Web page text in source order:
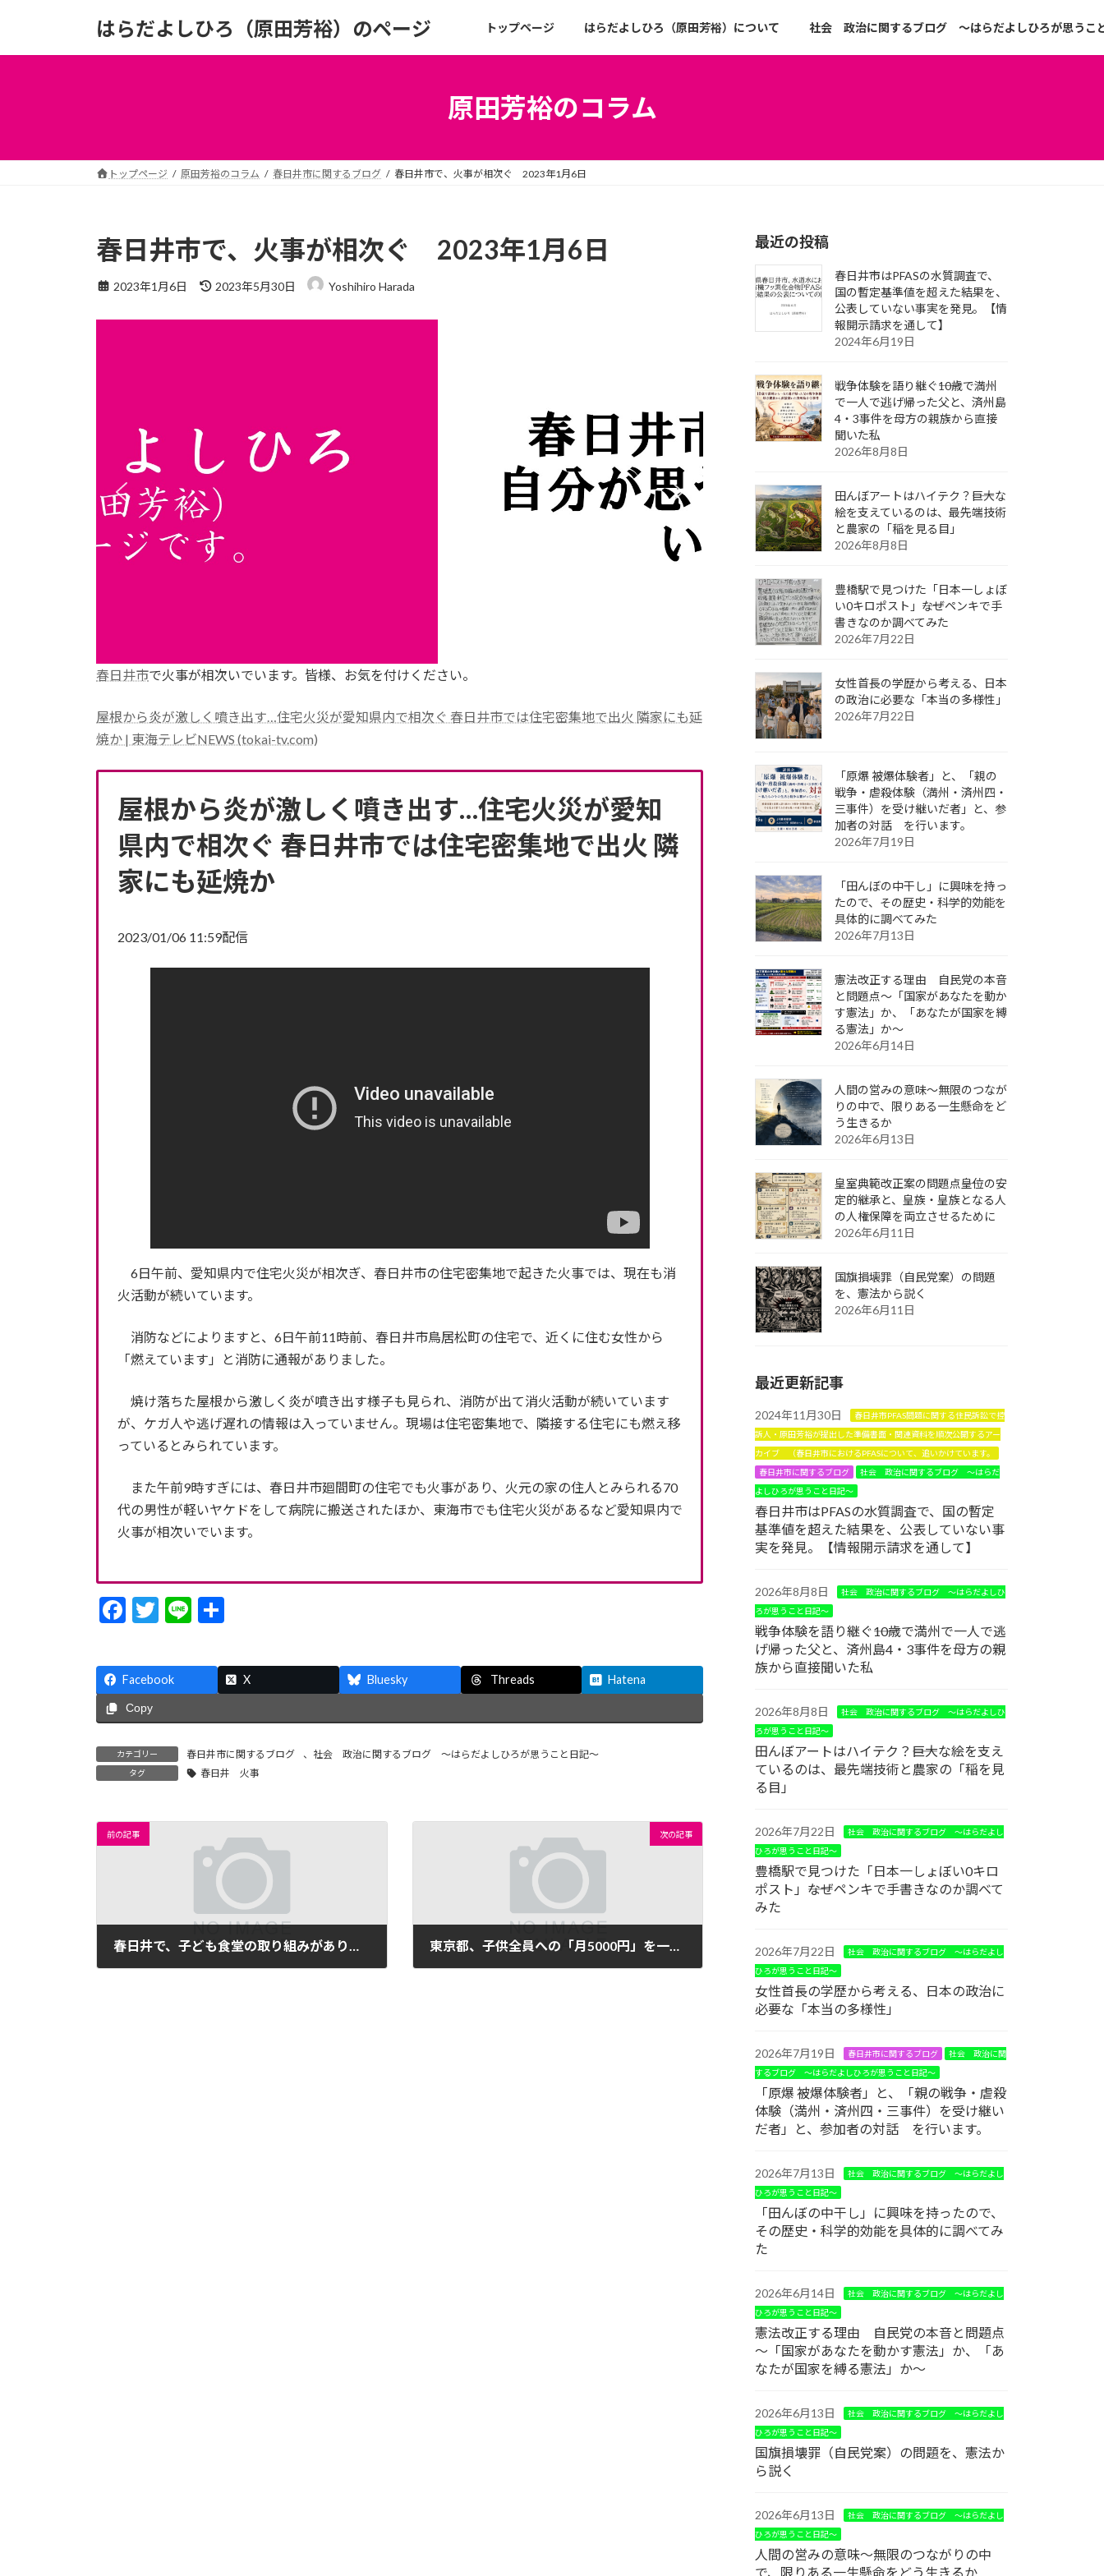
はらだよしひろ（原田芳裕）のページ トップページ はらだよしひろ（原田芳裕）について 社会 政治に関するブログ ～はらだよしひろが思うこ
原田芳裕のコラム
トップページ 原田芳裕のコラム 春日井市に関するブログ 春日井市で、火事が相次ぐ 2023年1月6日
春日井市で、火事が相次ぐ 2023年1月6日
2023年1月6日
最
2023年5月30日 Yoshihiro Harada
春日井市で火事が相次いでいます。皆様、お気を付けください。
屋根から炎が激しく噴き出す…住宅火災が愛知県内で相次ぐ 春日井市では住宅密集地で出火 隣家にも延
焼か | 東海テレビNEWS (tokai-tv.com)
屋根から炎が激しく噴き出す…住宅火災が愛知
県内で相次ぐ 春日井市では住宅密集地で出火 隣
家にも延焼か
2023/01/06 11:59配信
6日午前、愛知県内で住宅火災が相次ぎ、春日井市の住宅密集地で起きた火事では、現在も消
火活動が続いています。
消防などによりますと、6日午前11時前、春日井市鳥居松町の住宅で、近くに住む女性から
「燃えています」と消防に通報がありました。
焼け落ちた屋根から激しく炎が噴き出す様子も見られ、消防が出て消火活動が続いています
が、ケガ人や逃げ遅れの情報は入っていません。現場は住宅密集地で、隣接する住宅にも燃え移
っているとみられています。
また午前9時すぎには、春日井市廻間町の住宅でも火事があり、火元の家の住人とみられる70
代の男性が軽いヤケドをして病院に搬送されたほか、東海市でも住宅火災があるなど愛知県内で
火事が相次いでいます。
F
e
b
o
o
k
T
itt
er
Li
e
Facebook X Bluesky Threads Hatena
Copy
カテゴリー 春日井市に関するブログ 、 社会 政治に関するブログ ～はらだよしひろが思うこと日記～
タグ 春日井 火事
前の記事
春日井で、子ども食堂の取り組みがありました。
次の記事
東京都、子供全員への「月5000円」を一括で支払う事を決める。
最近の投稿
春日井市はPFASの水質調査で、
国の暫定基準値を超えた結果を、
公表していない事実を発見。【情
報開示請求を通して】
2024年6月19日
戦争体験を語り継ぐ――10歳で満州
で一人で逃げ帰った父と、済州島
4・3事件を母方の親族から直接
聞いた私
2026年8月8日
田んぼアートはハイテク？――巨大な
絵を支えているのは、最先端技術
と農家の「稲を見る目」
2026年8月8日
豊橋駅で見つけた「日本一しょぼ
い0キロポスト」――なぜペンキで手
書きなのか調べてみた
2026年7月22日
女性首長の学歴から考える、日本
の政治に必要な「本当の多様性」
2026年7月22日
「原爆 被爆体験者」と、「親の
戦争・虐殺体験（満州・済州四・
三事件）を受け継いだ者」と、参
加者の対話 を行います。
2026年7月19日
「田んぼの中干し」に興味を持っ
たので、その歴史・科学的効能を
具体的に調べてみた
2026年7月13日
憲法改正する理由 自民党の本音
と問題点～「国家があなたを動か
す憲法」か、「あなたが国家を縛
る憲法」か～
2026年6月14日
人間の営みの意味～無限のつなが
りの中で、限りある一生懸命をど
う生きるか
2026年6月13日
皇室典範改正案の問題点――皇位の安
定的継承と、皇族・皇族となる人
の人権保障を両立させるために
2026年6月11日
国旗損壊罪（自民党案）の問題
を、憲法から説く
2026年6月11日
最近更新記事
2024年11月30日
春日井市PFAS問題に関する住民訴訟で控
訴人・原田芳裕が提出した準備書面・関連資料を順次公開するアー
カイブ （春日井市におけるPFASについて、追いかけています。
春日井市に関するブログ
社会 政治に関するブログ ～はらだ
よしひろが思うこと日記～
春日井市はPFASの水質調査で、国の暫定
基準値を超えた結果を、公表していない事
実を発見。【情報開示請求を通して】
2026年8月8日
社会 政治に関するブログ ～はらだよしひ
ろが思うこと日記～
戦争体験を語り継ぐ――10歳で満州で一人で逃
げ帰った父と、済州島4・3事件を母方の親
族から直接聞いた私
2026年8月8日
社会 政治に関するブログ ～はらだよしひ
ろが思うこと日記～
田んぼアートはハイテク？――巨大な絵を支え
ているのは、最先端技術と農家の「稲を見
る目」
2026年7月22日
社会 政治に関するブログ ～はらだよし
ひろが思うこと日記～
豊橋駅で見つけた「日本一しょぼい0キロ
ポスト」――なぜペンキで手書きなのか調べて
みた
2026年7月22日
社会 政治に関するブログ ～はらだよし
ひろが思うこと日記～
女性首長の学歴から考える、日本の政治に
必要な「本当の多様性」
2026年7月19日 春日井市に関するブログ
社会 政治に関
するブログ ～はらだよしひろが思うこと日記～
「原爆 被爆体験者」と、「親の戦争・虐殺
体験（満州・済州四・三事件）を受け継い
だ者」と、参加者の対話 を行います。
2026年7月13日
社会 政治に関するブログ ～はらだよし
ひろが思うこと日記～
「田んぼの中干し」に興味を持ったので、
その歴史・科学的効能を具体的に調べてみ
た
2026年6月14日
社会 政治に関するブログ ～はらだよし
ひろが思うこと日記～
憲法改正する理由 自民党の本音と問題点
～「国家があなたを動かす憲法」か、「あ
なたが国家を縛る憲法」か～
2026年6月13日
社会 政治に関するブログ ～はらだよし
ひろが思うこと日記～
国旗損壊罪（自民党案）の問題を、憲法か
ら説く
2026年6月13日
社会 政治に関するブログ ～はらだよし
ひろが思うこと日記～
人間の営みの意味～無限のつながりの中
で、限りある一生懸命をどう生きるか